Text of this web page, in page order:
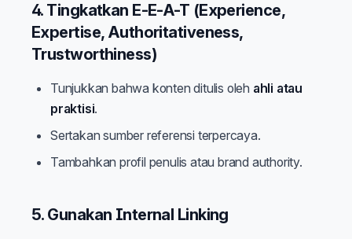
4. Tingkatkan E-E-A-T (Experience,
Expertise, Authoritativeness,
Trustworthiness)
Tunjukkan bahwa konten ditulis oleh ahli atau
praktisi.
Sertakan sumber referensi terpercaya.
Tambahkan profil penulis atau brand authority.
5. Gunakan Internal Linking